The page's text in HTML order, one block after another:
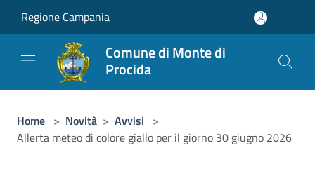
Regione Campania
Comune di Monte di
Procida
Home > Novità > Avvisi >
Allerta meteo di colore giallo per il giorno 30 giugno 2026